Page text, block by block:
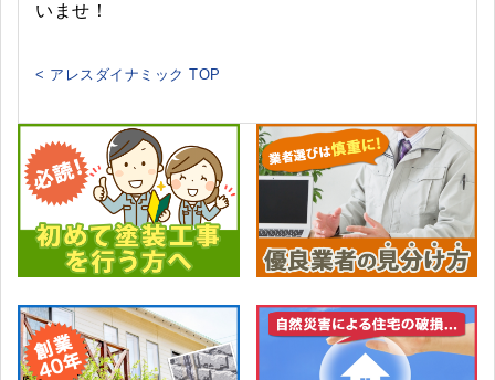
いませ！
< アレスダイナミック TOP